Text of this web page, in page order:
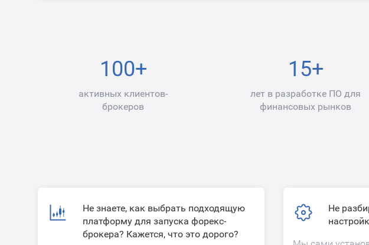
100+
активных клиентов-
брокеров
15+
лет в разработке ПО для
финансовых рынков
Не знаете, как выбрать подходящую
платформу для запуска форекс-
брокера? Кажется, что это дорого?
Не